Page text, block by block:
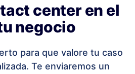
center en el
negocio
para que valore tu caso
Te enviaremos un